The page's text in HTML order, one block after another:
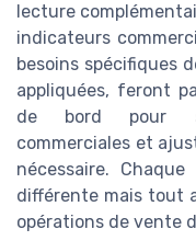
lecture
indicateurs
besoins spécifiques
appliquées, feront
de bord pour
commerciales et
nécessaire.
différente mais tout
opérations de vente